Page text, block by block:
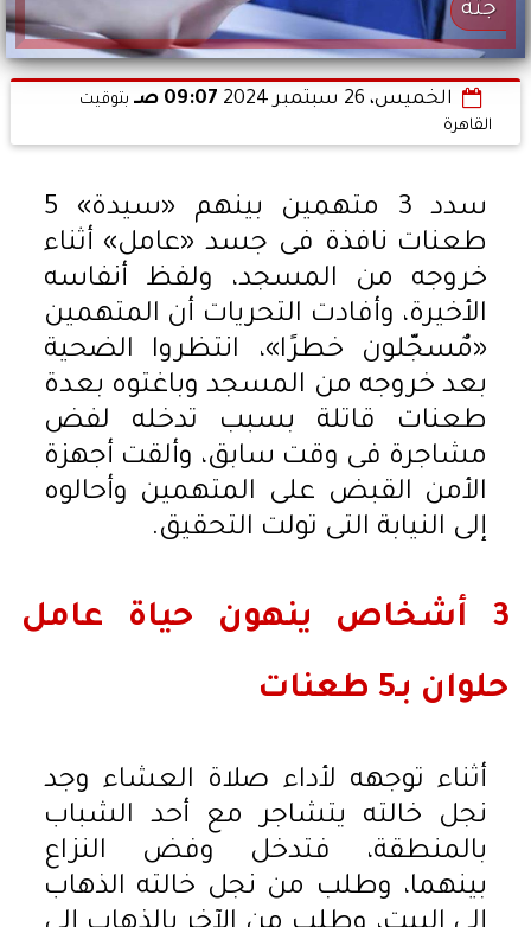
جثة
الخميس، 26 سبتمبر 2024 09:07 صـ
بتوقيت
القاهرة
سدد 3 متهمين بينهم «سيدة» 5
طعنات نافذة فى جسد «عامل» أثناء
خروجه من المسجد، ولفظ أنفاسه
الأخيرة، وأفادت التحريات أن المتهمين
«مٌسجّلون خطرًا»، انتظروا الضحية
بعد خروجه من المسجد وباغتوه بعدة
طعنات قاتلة بسبب تدخله لفض
مشاجرة فى وقت سابق، وألقت أجهزة
الأمن القبض على المتهمين وأحالوه
إلى النيابة التى تولت التحقيق.
3 أشخاص ينهون حياة عامل
حلوان بـ5 طعنات
أثناء توجهه لأداء صلاة العشاء وجد
نجل خالته يتشاجر مع أحد الشباب
بالمنطقة، فتدخل وفض النزاع
بينهما، وطلب من نجل خالته الذهاب